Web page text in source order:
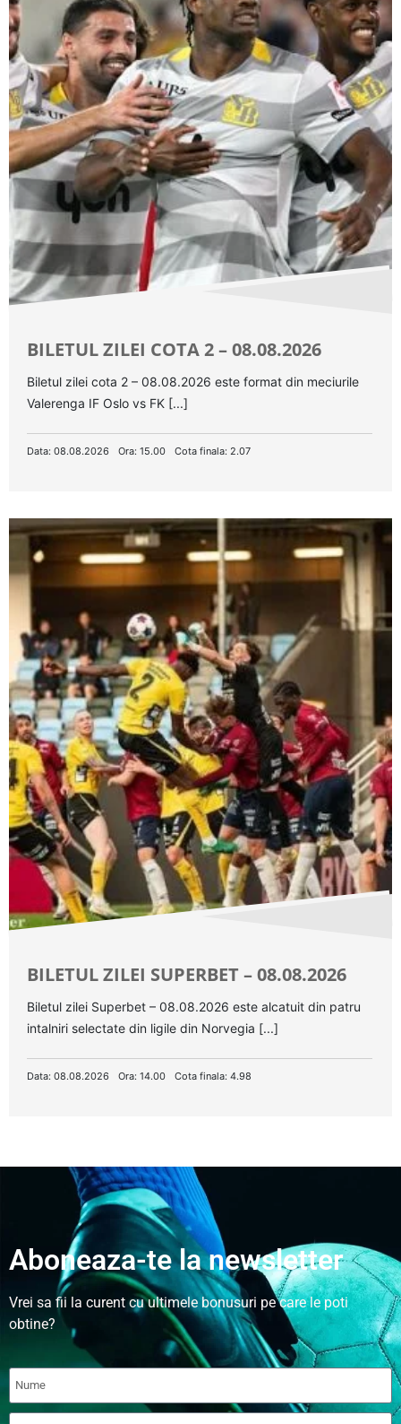
BILETUL ZILEI COTA 2 – 08.08.2026
Biletul zilei cota 2 – 08.08.2026 este format din meciurile
Valerenga IF Oslo vs FK [...]
Data: 08.08.2026 Ora: 15.00 Cota finala: 2.07
BILETUL ZILEI SUPERBET – 08.08.2026
Biletul zilei Superbet – 08.08.2026 este alcatuit din patru
intalniri selectate din ligile din Norvegia [...]
Data: 08.08.2026 Ora: 14.00 Cota finala: 4.98
Aboneaza-te la newsletter
Vrei sa fii la curent cu ultimele bonusuri pe care le poti
obtine?